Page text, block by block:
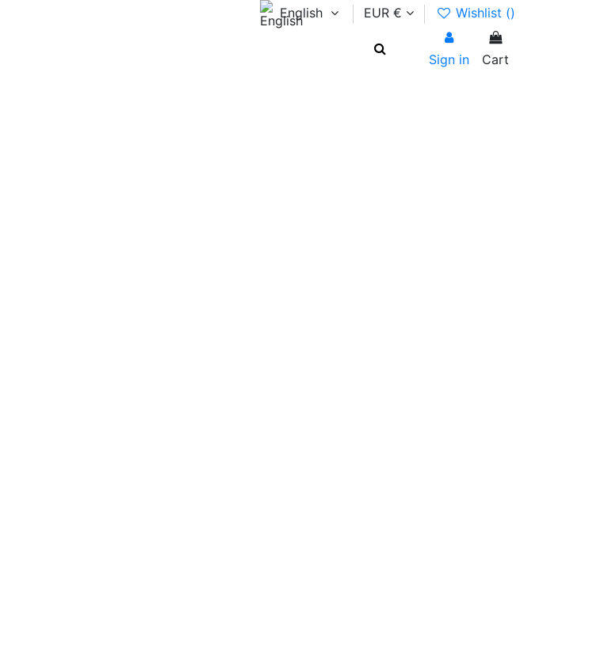
English EUR € Wishlist ()
Sign in
Cart